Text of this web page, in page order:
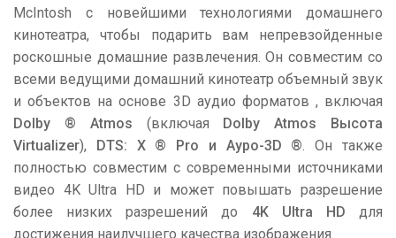
McIntosh с новейшими технологиями домашнего
кинотеатра, чтобы подарить вам непревзойденные
роскошные домашние развлечения. Он совместим со
всеми ведущими домашний кинотеатр объемный звук
и объектов на основе 3D аудио форматов , включая
Dolby ® Atmos (включая Dolby Atmos Высота
Virtualizer), DTS: X ® Pro и Ауро-3D ®. Он также
полностью совместим с современными источниками
видео 4K Ultra HD и может повышать разрешение
более низких разрешений до 4K Ultra HD для
достижения наилучшего качества изображения.